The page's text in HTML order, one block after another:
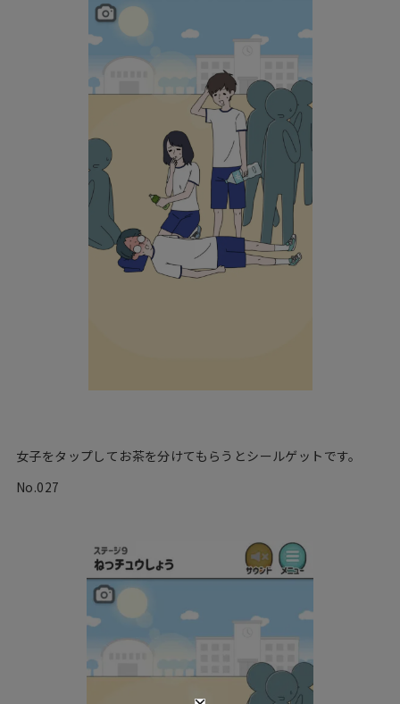
女子をタップしてお茶を分けてもらうとシールゲットです。
No.027